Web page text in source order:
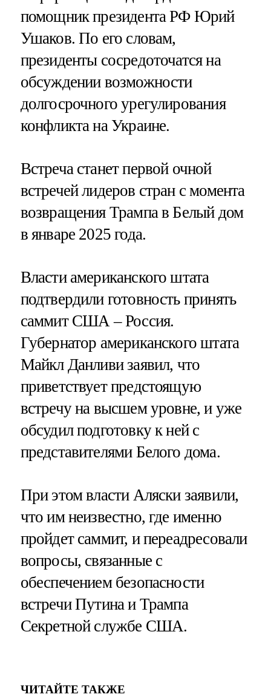
помощник президента РФ Юрий
Ушаков. По его словам,
президенты сосредоточатся на
обсуждении возможности
долгосрочного урегулирования
конфликта на Украине.
Встреча станет первой очной
встречей лидеров стран с момента
возвращения Трампа в Белый дом
в январе 2025 года.
Власти американского штата
подтвердили готовность принять
саммит США – Россия.
Губернатор американского штата
Майкл Данливи заявил, что
приветствует предстоящую
встречу на высшем уровне, и уже
обсудил подготовку к ней с
представителями Белого дома.
При этом власти Аляски заявили,
что им неизвестно, где именно
пройдет саммит, и переадресовали
вопросы, связанные с
обеспечением безопасности
встречи Путина и Трампа
Секретной службе США.
ЧИТАЙТЕ ТАКЖЕ